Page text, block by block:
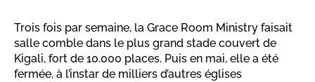
Trois fois par semaine, la Grace Room Ministry faisait
salle comble dans le plus grand stade couvert de
Kigali, fort de 10.000 places. Puis en mai, elle a été
fermée, à l’instar de milliers d’autres églises